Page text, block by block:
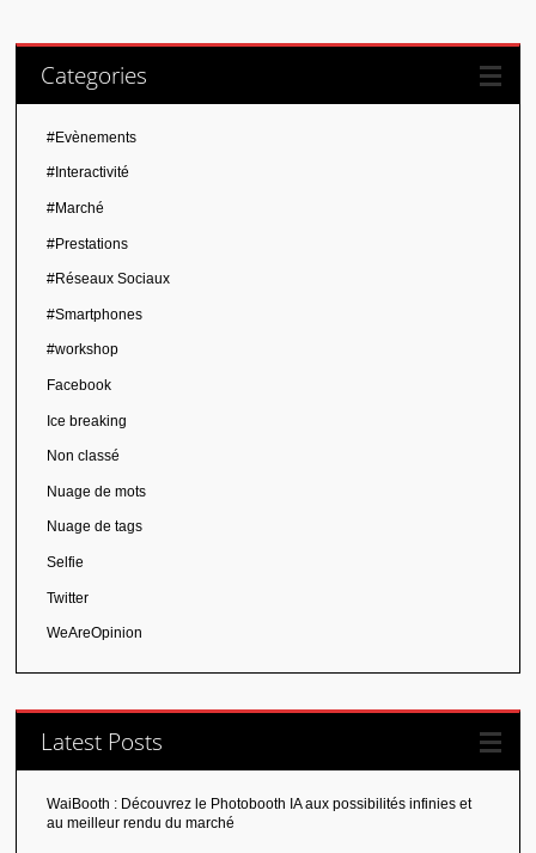
Categories
#Evènements
#Interactivité
#Marché
#Prestations
#Réseaux Sociaux
#Smartphones
#workshop
Facebook
Ice breaking
Non classé
Nuage de mots
Nuage de tags
Selfie
Twitter
WeAreOpinion
Latest Posts
WaiBooth : Découvrez le Photobooth IA aux possibilités infinies et
au meilleur rendu du marché